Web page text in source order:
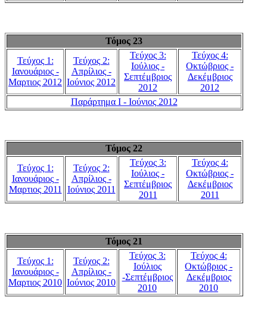
Τόμος 23
Τεύχος 1:
Ιανουάριος -
Μαρτιος 2012
Τεύχος 2:
Απρίλιος -
Ιούνιος 2012
Τεύχος 3:
Ιούλιος -
Σεπτέμβριος
2012
Τεύχος 4:
Οκτώβριος -
Δεκέμβριος
2012
Παράρτημα Ι - Ιούνιος 2012
Τόμος 22
Τεύχος 1:
Ιανουάριος -
Μαρτιος 2011
Τεύχος 2:
Απρίλιος -
Ιούνιος 2011
Τεύχος 3:
Ιούλιος -
Σεπτέμβριος
2011
Τεύχος 4:
Οκτώβριος -
Δεκέμβριος
2011
Τόμος 21
Τεύχος 1:
Ιανουάριος -
Μαρτιος 2010
Τεύχος 2:
Απρίλιος -
Ιούνιος 2010
Τεύχος 3:
Ιούλιος
-Σεπτέμβριος
2010
Τεύχος 4:
Οκτώβριος -
Δεκέμβριος
2010